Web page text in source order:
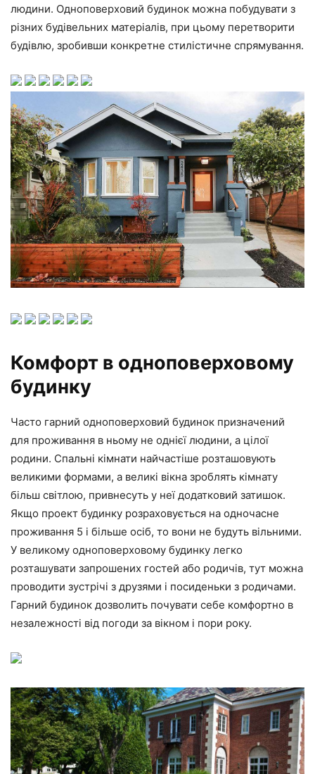
людини. Одноповерховий будинок можна побудувати з
різних будівельних матеріалів, при цьому перетворити
будівлю, зробивши конкретне стилістичне спрямування.
Комфорт в одноповерховому
будинку
Часто гарний одноповерховий будинок призначений
для проживання в ньому не однієї людини, а цілої
родини. Спальні кімнати найчастіше розташовують
великими формами, а великі вікна зроблять кімнату
більш світлою, привнесуть у неї додатковий затишок.
Якщо проект будинку розраховується на одночасне
проживання 5 і більше осіб, то вони не будуть вільними.
У великому одноповерховому будинку легко
розташувати запрошених гостей або родичів, тут можна
проводити зустрічі з друзями і посиденьки з родичами.
Гарний будинок дозволить почувати себе комфортно в
незалежності від погоди за вікном і пори року.